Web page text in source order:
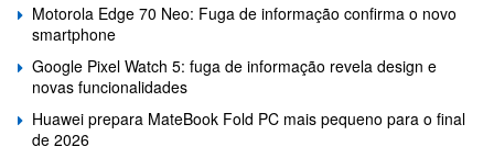
Motorola Edge 70 Neo: Fuga de informação confirma o novo
smartphone
Google Pixel Watch 5: fuga de informação revela design e
novas funcionalidades
Huawei prepara MateBook Fold PC mais pequeno para o final
de 2026